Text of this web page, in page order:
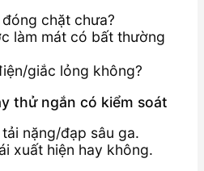
chặt chưa?
làm mát có bất thường
giắc lỏng không?
thử ngắn có kiểm soát
nặng/đạp sâu ga.
xuất hiện hay không.